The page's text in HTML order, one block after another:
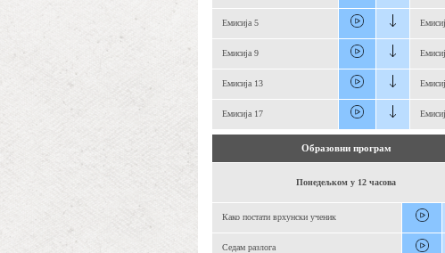
Емисија 5
Емисија 9
Емисија 13
Емисија 17
Образовни програм
Понедељком у 12 часова
Како постати врхунски ученик
Седам разлога